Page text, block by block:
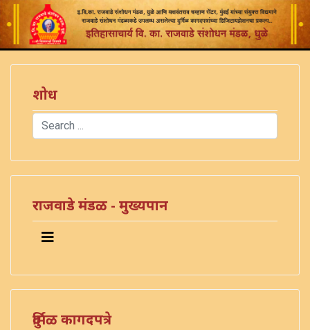
शोध
Search
राजवाडे मंडळ - मुख्यपान
दुर्मिळ कागदपत्रे